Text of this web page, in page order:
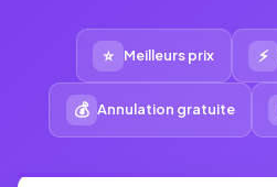
⭐ Meilleurs prix ⚡
💰 Annulation gratuite